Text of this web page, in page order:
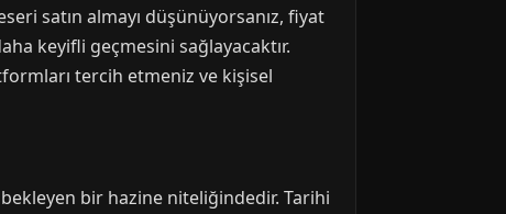
satın almayı düşünüyorsanız, fiyat
keyifli geçmesini sağlayacaktır.
tercih etmeniz ve kişisel
bir hazine niteliğindedir. Tarihi